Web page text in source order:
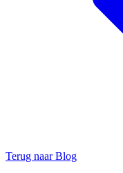
Terug naar Blog